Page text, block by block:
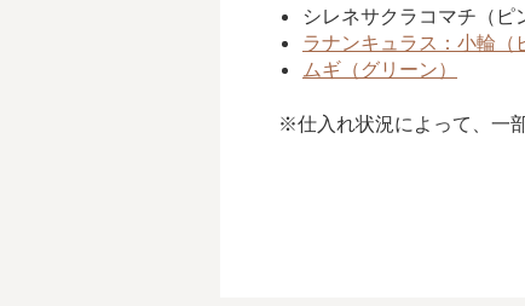
シレネサクラコマチ（ピ
ラナンキュラス：小輪（
ムギ（グリーン）
※仕入れ状況によって、一